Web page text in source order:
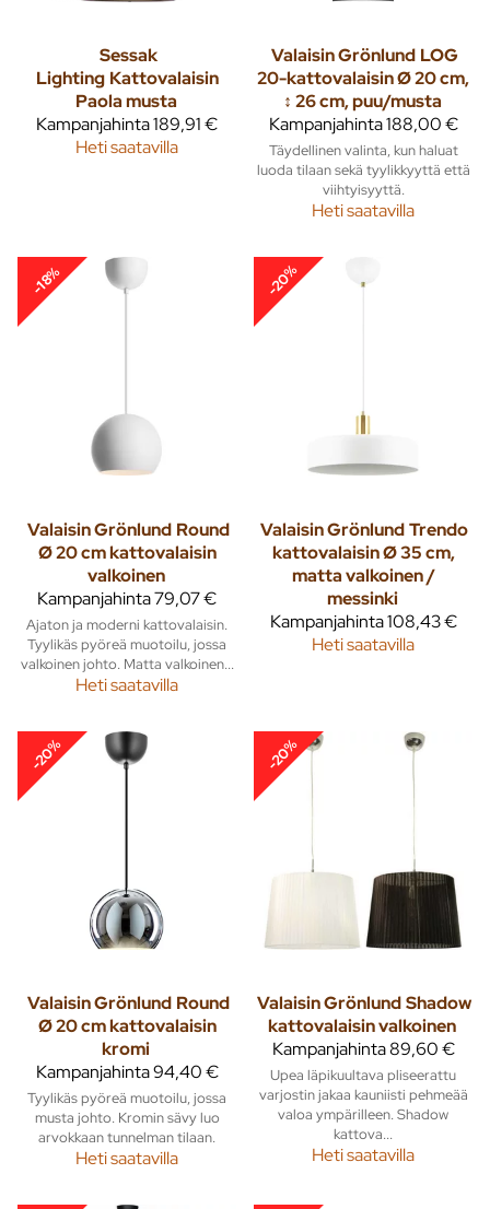
Sessak
Lighting Kattovalaisin
Paola musta
Kampanjahinta189,91 €
Heti saatavilla
Valaisin Grönlund LOG
20-kattovalaisin Ø 20 cm,
↕ 26 cm, puu/musta
Kampanjahinta188,00 €
Täydellinen valinta, kun haluat
luoda tilaan sekä tyylikkyyttä että
viihtyisyyttä.
Heti saatavilla
-18%
Valaisin Grönlund Round
Ø 20 cm kattovalaisin
valkoinen
Kampanjahinta79,07 €
Ajaton ja moderni kattovalaisin.
Tyylikäs pyöreä muotoilu, jossa
valkoinen johto. Matta valkoinen...
Heti saatavilla
-20%
Valaisin GrönlundTrendo
kattovalaisin Ø 35 cm,
matta valkoinen /
messinki
Kampanjahinta108,43 €
Heti saatavilla
-20%
Valaisin Grönlund Round
Ø 20 cm kattovalaisin
kromi
Kampanjahinta94,40 €
Tyylikäs pyöreä muotoilu, jossa
musta johto. Kromin sävy luo
arvokkaan tunnelman tilaan.
Heti saatavilla
-20%
Valaisin GrönlundShadow
kattovalaisin valkoinen
Kampanjahinta89,60 €
Upea läpikuultava pliseerattu
varjostin jakaa kauniisti pehmeää
valoa ympärilleen. Shadow
kattova...
Heti saatavilla